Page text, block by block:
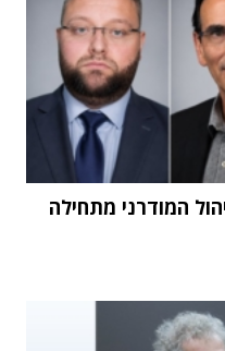
המודרני מתחילה